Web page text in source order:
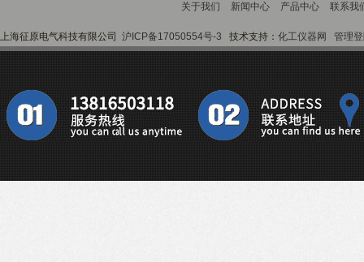
关于我们 新闻中心 产品中心 联系我
上海征原电气科技有限公司 沪ICP备17050554号-3 技术支持： 化工仪器网 管理